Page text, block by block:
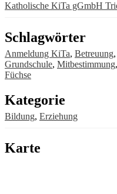
Katholische KiTa gGmbH
Schlagwörter
Anmeldung KiTa, Betreuung,
Grundschule, Mitbestimmung,
Füchse
Kategorie
Bildung, Erziehung
Karte